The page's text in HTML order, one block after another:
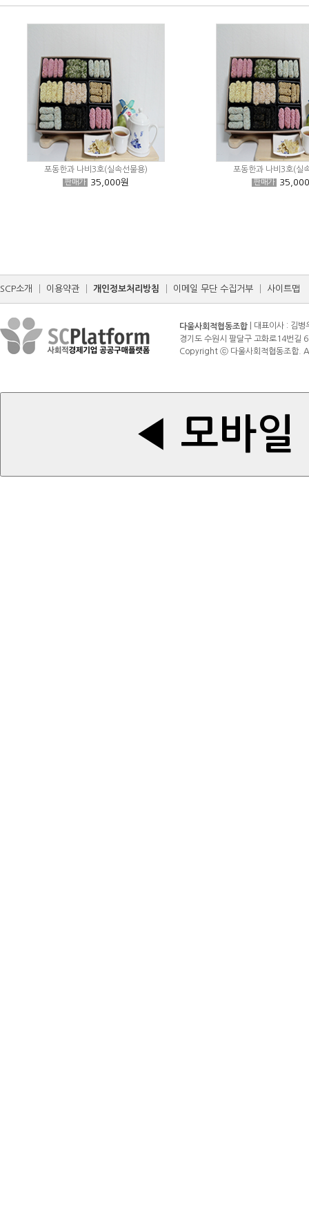
포동한과 나비3호(실속선물용)
판매가 35,000원
포동한과 나비3호(실
판매가
SCP소개 이용약관 개인정보처리방침 이메일 무단 수집거부 사이트맵
다울사회적협동조합 | 대표이사 : 김
경기도 수원시 팔달구 고화로14번
Copyright ⓒ 다울사회적협동조합.